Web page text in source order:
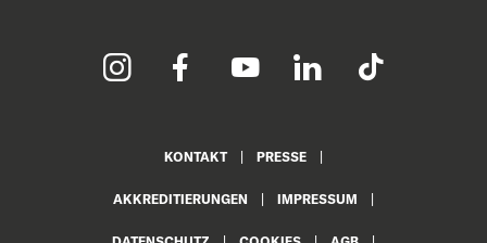
KONTAKT PRESSE
AKKREDITIERUNGEN IMPRESSUM